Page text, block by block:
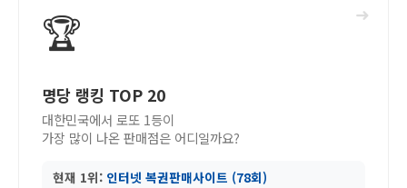
➜
🏆
명당 랭킹 TOP 20
대한민국에서 로또 1등이
가장 많이 나온 판매점은 어디일까요?
현재 1위: 인터넷 복권판매사이트 (78회)